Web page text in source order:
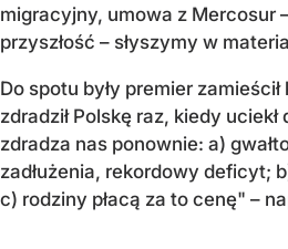
migracyjny, umowa z Mercosur
przyszłość – słyszymy w
Do spotu były premier
zdradził Polskę raz, kiedy
zdradza nas ponownie: a)
zadłużenia, rekordowy deficyt;
c) rodziny płacą za to cenę" –